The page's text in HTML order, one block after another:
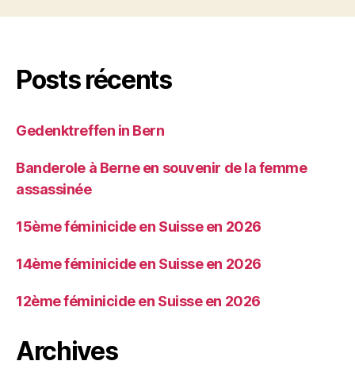
Posts récents
Gedenktreffen in Bern
Banderole à Berne en souvenir de la femme
assassinée
15ème féminicide en Suisse en 2026
14ème féminicide en Suisse en 2026
12ème féminicide en Suisse en 2026
Archives